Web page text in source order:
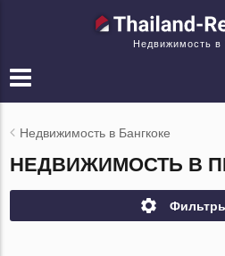
Недвижимость в
Недвижимость в Бангкоке
НЕДВИЖИМОСТЬ В